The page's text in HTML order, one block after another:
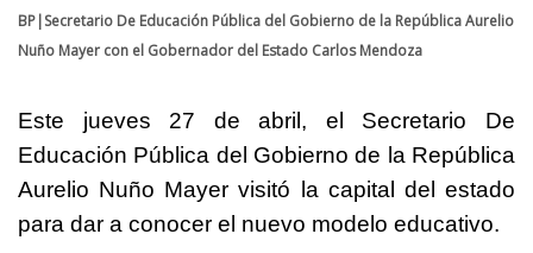
BP|Secretario De Educación Pública del Gobierno de la República Aurelio
Nuño Mayer con el Gobernador del Estado Carlos Mendoza
Este jueves 27 de abril, el Secretario De
Educación Pública del Gobierno de la República
Aurelio Nuño Mayer visitó la capital del estado
para dar a conocer el nuevo modelo educativo.